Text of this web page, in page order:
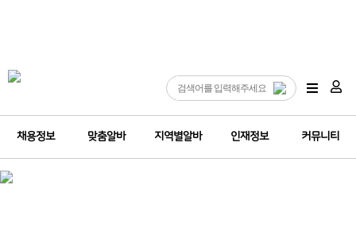
채용정보 맞춤알바 지역별알바 인재정보 커뮤니티